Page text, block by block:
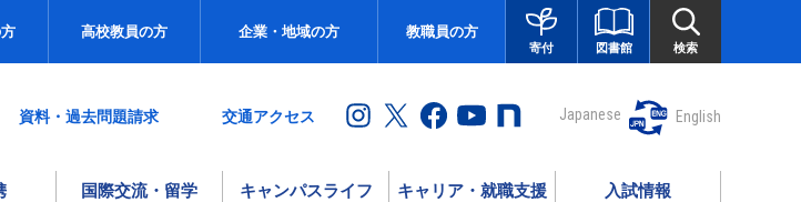
高校教員の方 企業・地域の方 教職員の方
寄付 図書館 検索
資料・過去問題請求 交通アクセス Japanese English
国際交流・留学 キャンパスライフ キャリア・就職支援 入試情報